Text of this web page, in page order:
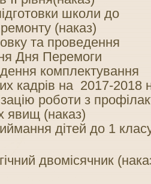
школи до
(наказ)
та проведення
Дня Перемоги
комплектування
кадрів на 2017-2018
роботи з
явищ (наказ)
дітей до 1
двомісячник